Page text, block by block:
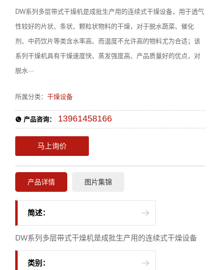
DW系列多层带式干燥机是成批生产用的连续式干燥设备，用于透气
性较好的片状、条状、颗粒状物料的干燥，对于脱水蔬菜、催化
剂、中药饮片等类含水率高、而温度不允许高的物料尤为合适；该
系列干燥机具有干燥速度快、蒸发强度高、产品质量好的优点，对
脱水···
所属分类：干燥设备
产品咨询： 13961458166
马上询价
产品详情 图片集锦
简述：
DW系列多层带式干燥机是成批生产用的连续式干燥设备
类别：